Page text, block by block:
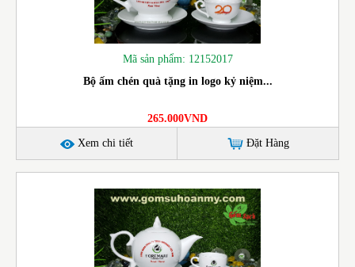
Mã sản phẩm: 12152017
Bộ ấm chén quà tặng in logo kỷ niệm...
265.000VND
Xem chi tiết Đặt Hàng